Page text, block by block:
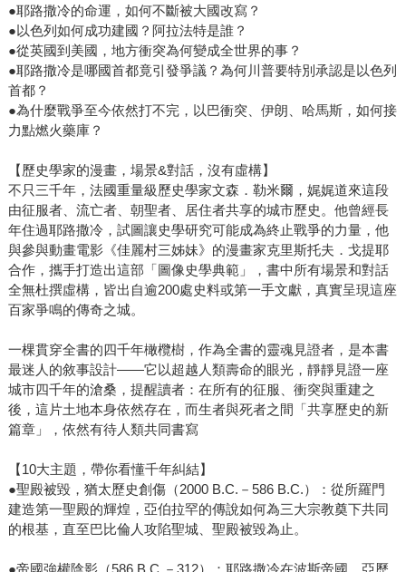
●耶路撒冷的命運，如何不斷被大國改寫？
●以色列如何成功建國？阿拉法特是誰？
●從英國到美國，地方衝突為何變成全世界的事？
●耶路撒冷是哪國首都竟引發爭議？為何川普要特別承認是以色列
首都？
●為什麼戰爭至今依然打不完，以巴衝突、伊朗、哈馬斯，如何接
力點燃火藥庫？
【歷史學家的漫畫，場景&對話，沒有虛構】
不只三千年，法國重量級歷史學家文森．勒米爾，娓娓道來這段
由征服者、流亡者、朝聖者、居住者共享的城市歷史。他曾經長
年住過耶路撒冷，試圖讓史學研究可能成為終止戰爭的力量，他
與參與動畫電影《佳麗村三姊妹》的漫畫家克里斯托夫．戈提耶
合作，攜手打造出這部「圖像史學典範」，書中所有場景和對話
全無杜撰虛構，皆出自逾200處史料或第一手文獻，真實呈現這座
百家爭鳴的傳奇之城。
一棵貫穿全書的四千年橄欖樹，作為全書的靈魂見證者，是本書
最迷人的敘事設計——它以超越人類壽命的眼光，靜靜見證一座
城市四千年的滄桑，提醒讀者：在所有的征服、衝突與重建之
後，這片土地本身依然存在，而生者與死者之間「共享歷史的新
篇章」，依然有待人類共同書寫
【10大主題，帶你看懂千年糾結】
●聖殿被毀，猶太歷史創傷（2000 B.C.－586 B.C.）：從所羅門
建造第一聖殿的輝煌，亞伯拉罕的傳說如何為三大宗教奠下共同
的根基，直至巴比倫人攻陷聖城、聖殿被毀為止。
●帝國強權陰影（586 B.C.－312）：耶路撒冷在波斯帝國、亞歷